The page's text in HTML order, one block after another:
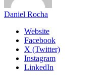
Daniel Rocha
Website
Facebook
X (Twitter)
Instagram
LinkedIn